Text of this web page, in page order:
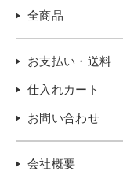
全商品
お支払い・送料
仕入れカート
お問い合わせ
会社概要